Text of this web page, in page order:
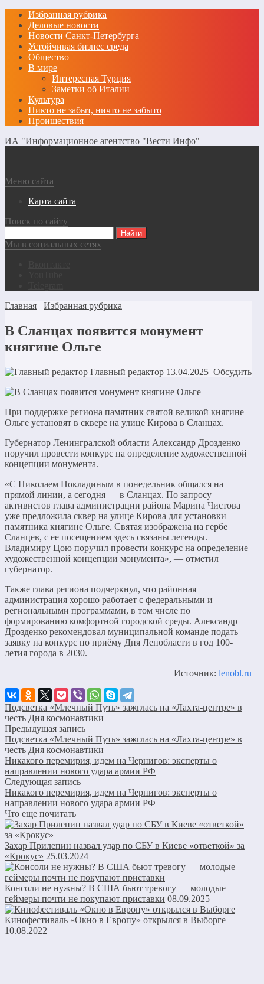
Избранная рубрика
Деловые новости
Новости Санкт-Петербурга
Устойчивая бизнес среда
Общество
В мире
Интересная Турция
Заметки об Италии
Культура
Никто не забыт, ничто не забыто
Проишествия
ИА "Информационное агентство "Вести Инфо"
Меню сайта
Карта сайта
Поиск по сайту
Мы в социальных сетях
Главная
Избранная рубрика
В Сланцах появится монумент
княгине Ольге
Главный редактор 13.04.2025 Обсудить
При поддержке региона памятник святой великой княгине
Ольге установят в сквере на улице Кирова в Сланцах.
Губернатор Ленингралской области Александр Дрозденко
поручил провести конкурс на определение художественной
концепции монумента.
«С Николаем Покладиным в понедельник общался на
прямой линии, а сегодня — в Сланцах. По запросу
активистов глава администрации района Марина Чистова
уже предложила сквер на улице Кирова для установки
памятника княгине Ольге. Святая изображена на гербе
Сланцев, с ее посещением здесь связаны легенды.
Владимиру Цою поручил провести конкурс на определение
художественной концепции монумента», — отметил
губернатор.
Также глава региона подчеркнул, что районная
администрация хорошо работает с федеральными и
региональными программами, в том числе по
формированию комфортной городской среды. Александр
Дрозденко рекомендовал муниципальной команде подать
заявку на конкурс по приёму Дня Ленобласти в год 100-
летия города в 2030.
Источник: lenobl.ru
Подсветка «Млечный Путь» зажглась на «Лахта-центре» в
честь Дня космонавтики
Предыдущая запись
Подсветка «Млечный Путь» зажглась на «Лахта-центре» в
честь Дня космонавтики
Никакого перемирия, идем на Чернигов: эксперты о
направлении нового удара армии РФ
Следующая запись
Никакого перемирия, идем на Чернигов: эксперты о
направлении нового удара армии РФ
Что еще почитать
Захар Прилепин назвал удар по СБУ в Киеве «ответкой» за
«Крокус» 25.03.2024
Консоли не нужны? В США бьют тревогу — молодые
геймеры почти не покупают приставки 08.09.2025
Кинофестиваль «Окно в Европу» открылся в Выборге
10.08.2022